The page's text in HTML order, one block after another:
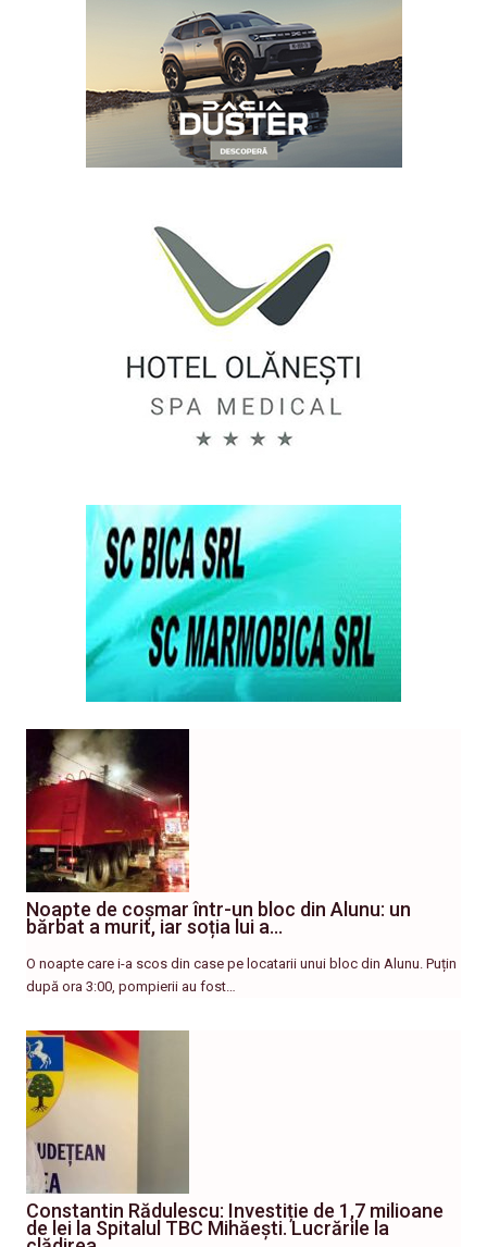
Noapte de coșmar într-un bloc din Alunu: un
bărbat a murit, iar soția lui a…
O noapte care i-a scos din case pe locatarii unui bloc din Alunu. Puțin
după ora 3:00, pompierii au fost…
Constantin Rădulescu: Investiție de 1,7 milioane
de lei la Spitalul TBC Mihăești. Lucrările la